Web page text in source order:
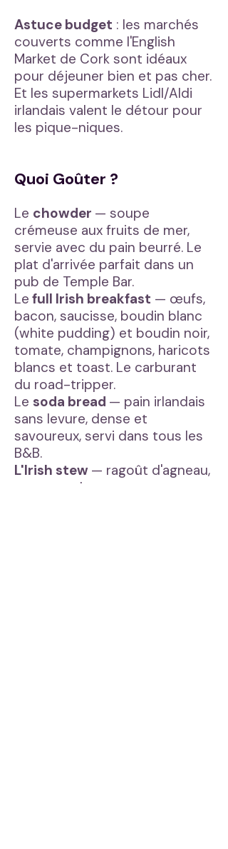
Astuce budget : les marchés
couverts comme l'English
Market de Cork sont idéaux
pour déjeuner bien et pas cher.
Et les supermarkets Lidl/Aldi
irlandais valent le détour pour
les pique-niques.
Quoi Goûter ?
Le chowder — soupe
crémeuse aux fruits de mer,
servie avec du pain beurré. Le
plat d'arrivée parfait dans un
pub de Temple Bar.
Le full Irish breakfast — œufs,
bacon, saucisse, boudin blanc
(white pudding) et boudin noir,
tomate, champignons, haricots
blancs et toast. Le carburant
du road-tripper.
Le soda bread — pain irlandais
sans levure, dense et
savoureux, servi dans tous les
B&B.
L'Irish stew — ragoût d'agneau,
pommes de terre et carottes.